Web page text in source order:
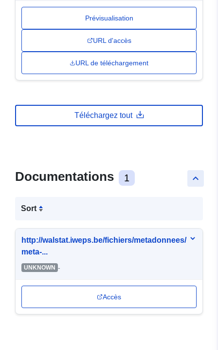
Prévisualisation
URL d'accès
URL de téléchargement
Téléchargez tout
keyboard_arrow_up
Documentations 1
Sort
http://walstat.iweps.be/fichiers/metadonnees/
meta-...
UNKNOWN -
Accès